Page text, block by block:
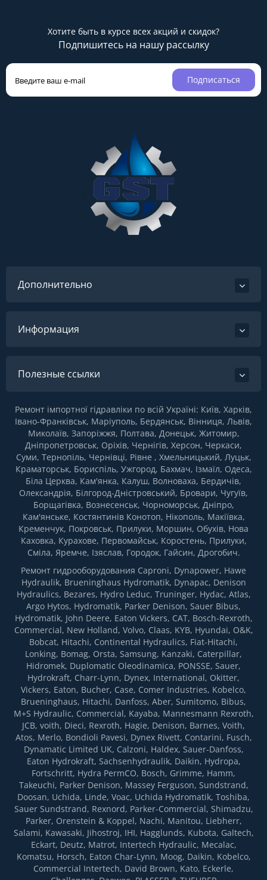
Хотите быть в курсе всех акций и скидок?
Подпишитесь на нашу рассылку
Подписаться
Дополнительно
Информация
Полезные ссылки
Ремонт імпортної гідравліки по всій Україні: Київ, Харків,
Івано-Франківськ, Маріуполь, Бердянськ, Вінниця, Львів,
Миколаїв, Запоріжжя, Полтава, Донецьк, Житомир,
Дніпропетровськ, Оріхів, Чернігів, Херсон, Черкаси,
Суми, Тернопіль, Чернівці, Рівне , Хмельницький, Луцьк,
Краматорськ, Бориспіль, Ужгород, Бахмач, Ізмаїл, Одеса,
Біла Церква, Кам'янка, Калуш, Волноваха, Бердичів,
Олександрія, Білгород-Дністровський, Бровари, Чугуїв,
Борщагівка, Вознесенськ, Чорноморськ, Дніпро,
Кам'янське, Костянтинів Конотоп, Нікополь, Макіївка,
Кременчук, Покровськ, Прилуки, Моршин, Обухів, Нова
Каховка, Курахове, Первомайськ, Коростень, Прилуки,
Сміла, Яремче, Ізяслав, Городок, Гайсин, Дрогобич.
Ремонт гидрооборудования Caproni, Dynapower, Hawe
Hydraulik, Brueninghaus Hydromatik, Dynapac, Denison
Hydraulics, Bezares, Hydro Leduc, Truninger, Hydac, Atlas,
Argo Hytos, Hydromatik, Parker Denison, Sauer Bibus,
Hydromatik, John Deere, Eaton Vickers, CAT, Bosch-Rexroth,
Commercial, New Holland, Volvo, Claas, KYB, Hyundai, O&K,
Bobcat, Hitachi, Continental Hydraulics, Fiat-Hitachi,
Lonking, Bomag, Orsta, Samsung, Kanzaki, Caterpillar,
Hidromek, Duplomatic Oleodinamica, PONSSE, Sauer,
Hydrokraft, Charr-Lynn, Dynex, International, Okitter,
Vickers, Eaton, Bucher, Case, Comer Industries, Kobelco,
Brueninghaus, Hitachi, Danfoss, Aber, Sumitomo, Bibus,
M+S Hydraulic, Commercial, Kayaba, Mannesmann Rexroth,
JCB, voith, Dieci, Rexroth, Hagie, Denison, Barnes, Voith,
Atos, Merlo, Bondioli Pavesi, Dynex Rivett, Contarini, Fusch,
Dynamatic Limited UK, Calzoni, Haldex, Sauer-Danfoss,
Eaton Hydrokraft, Sachsenhydraulik, Daikin, Hydropa,
Fortsсhritt, Hydra PermCO, Bosch, Grimme, Hamm,
Takeuchi, Parker Denison, Massey Ferguson, Sundstrand,
Doosan, Uchida, Linde, Voac, Uchida Hydromatik, Toshiba,
Sauer Sundstrand, Rexnord, Parker-Commercial, Shimadzu,
Parker, Orenstein & Koppel, Nachi, Manitou, Liebherr,
Salami, Kawasaki, Jihostroj, IHI, Hagglunds, Kubota, Galtech,
Eckart, Deutz, Matrot, Intertech Hydraulic, Mecalac,
Komatsu, Horsch, Eaton Char-Lynn, Moog, Daikin, Kobelco,
Commercial Intertech, David Brown, Kato, Eckerle,